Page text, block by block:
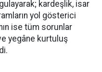
kardeşlik, isar
yol gösterici
ise tüm sorunlar
yegâne kurtuluş